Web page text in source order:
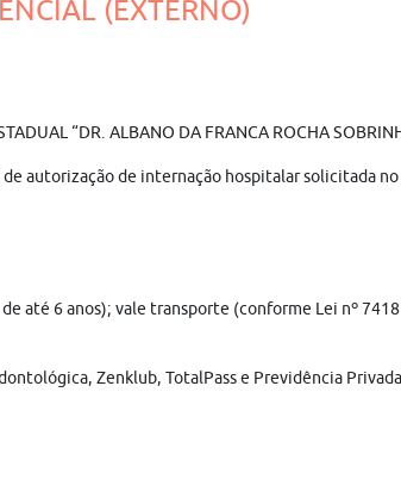
(EXTERNO)
“DR. ALBANO DA FRANCA ROCHA
autorização de internação hospitalar solicitada
até 6 anos); vale transporte (conforme Lei nº
Zenklub, TotalPass e Previdência